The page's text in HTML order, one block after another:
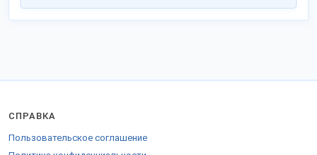
СПРАВКА
Пользовательское соглашение